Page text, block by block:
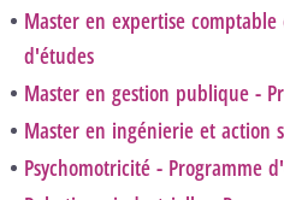
Master en expertise
d'études
Master en gestion publique -
Master en ingénierie et action
Psychomotricité - Programme